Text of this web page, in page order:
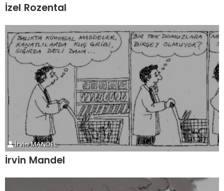
İzel Rozental
İrvin MANDEL
İrvin Mandel